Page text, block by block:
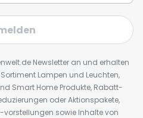
Newsletter an und erhalten
Lampen und Leuchten,
Smart Home Produkte, Rabatt-
oder Aktionspakete,
sowie Inhalte von